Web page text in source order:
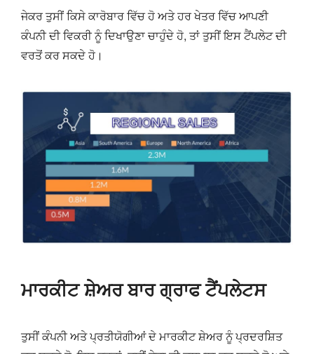
ਜੇਕਰ ਤੁਸੀਂ ਕਿਸੇ ਕਾਰੋਬਾਰ ਵਿੱਚ ਹੋ ਅਤੇ ਹਰ ਖੇਤਰ ਵਿੱਚ ਆਪਣੀ
ਕੰਪਨੀ ਦੀ ਵਿਕਰੀ ਨੂੰ ਦਿਖਾਉਣਾ ਚਾਹੁੰਦੇ ਹੋ, ਤਾਂ ਤੁਸੀਂ ਇਸ ਟੈਂਪਲੇਟ ਦੀ
ਵਰਤੋਂ ਕਰ ਸਕਦੇ ਹੋ।
ਮਾਰਕੀਟ ਸ਼ੇਅਰ ਬਾਰ ਗ੍ਰਾਫ ਟੈਂਪਲੇਟਸ
ਤੁਸੀਂ ਕੰਪਨੀ ਅਤੇ ਪ੍ਰਤੀਯੋਗੀਆਂ ਦੇ ਮਾਰਕੀਟ ਸ਼ੇਅਰ ਨੂੰ ਪ੍ਰਦਰਸ਼ਿਤ